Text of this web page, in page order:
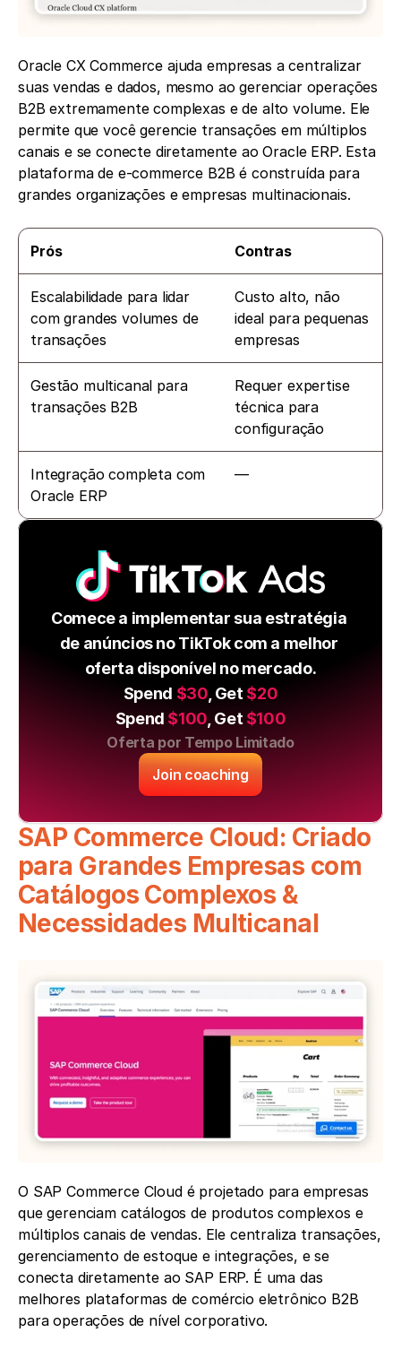
Oracle CX Commerce ajuda empresas a centralizar
suas vendas e dados, mesmo ao gerenciar operações
B2B extremamente complexas e de alto volume. Ele
permite que você gerencie transações em múltiplos
canais e se conecte diretamente ao Oracle ERP. Esta
plataforma de e-commerce B2B é construída para
grandes organizações e empresas multinacionais.
Prós Contras
Escalabilidade para lidar
com grandes volumes de
transações
Custo alto, não
ideal para pequenas
empresas
Gestão multicanal para
transações B2B
Requer expertise
técnica para
configuração
Integração completa com
Oracle ERP
—
Comece a implementar sua estratégia
de anúncios no TikTok com a melhor
oferta disponível no mercado.
Spend $30, Get $20
Spend $100 , Get $100
Oferta por Tempo Limitado
Join coaching
SAP Commerce Cloud: Criado
para Grandes Empresas com
Catálogos Complexos &
Necessidades Multicanal
O SAP Commerce Cloud é projetado para empresas
que gerenciam catálogos de produtos complexos e
múltiplos canais de vendas. Ele centraliza transações,
gerenciamento de estoque e integrações, e se
conecta diretamente ao SAP ERP. É uma das
melhores plataformas de comércio eletrônico B2B
para operações de nível corporativo.